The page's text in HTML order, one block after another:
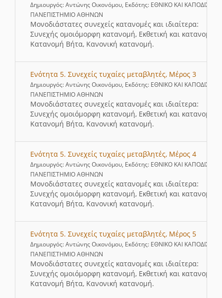
Δημιουργός: Αντώνης Οικονόμου, Εκδότης: ΕΘΝΙΚΟ ΚΑΙ
ΠΑΝΕΠΙΣΤΗΜΙΟ ΑΘΗΝΩΝ
Μονοδιάστατες συνεχείς κατανομές και ιδιαίτερα:
Συνεχής ομοιόμορφη κατανομή, Eκθετική και κατανομή
Κατανομή Βήτα, Κανονική κατανομή.
Ενότητα 5. Συνεχείς τυχαίες μεταβλητές, Μέρος 3
Δημιουργός: Αντώνης Οικονόμου, Εκδότης: ΕΘΝΙΚΟ ΚΑΙ
ΠΑΝΕΠΙΣΤΗΜΙΟ ΑΘΗΝΩΝ
Μονοδιάστατες συνεχείς κατανομές και ιδιαίτερα:
Συνεχής ομοιόμορφη κατανομή, Eκθετική και κατανομή
Κατανομή Βήτα, Κανονική κατανομή.
Ενότητα 5. Συνεχείς τυχαίες μεταβλητές, Μέρος 4
Δημιουργός: Αντώνης Οικονόμου, Εκδότης: ΕΘΝΙΚΟ ΚΑΙ
ΠΑΝΕΠΙΣΤΗΜΙΟ ΑΘΗΝΩΝ
Μονοδιάστατες συνεχείς κατανομές και ιδιαίτερα:
Συνεχής ομοιόμορφη κατανομή, Eκθετική και κατανομή
Κατανομή Βήτα, Κανονική κατανομή.
Ενότητα 5. Συνεχείς τυχαίες μεταβλητές, Μέρος 5
Δημιουργός: Αντώνης Οικονόμου, Εκδότης: ΕΘΝΙΚΟ ΚΑΙ
ΠΑΝΕΠΙΣΤΗΜΙΟ ΑΘΗΝΩΝ
Μονοδιάστατες συνεχείς κατανομές και ιδιαίτερα:
Συνεχής ομοιόμορφη κατανομή, Eκθετική και κατανομή
Κατανομή Βήτα, Κανονική κατανομή.